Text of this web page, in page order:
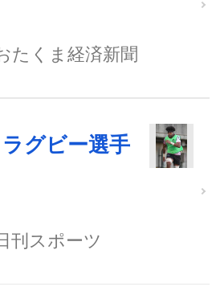
たくま経済新聞
グビー選手
刊スポーツ